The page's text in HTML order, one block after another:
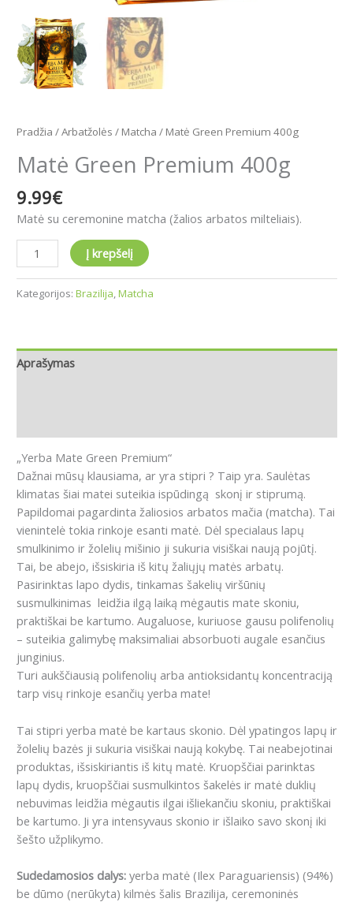
Pradžia /Arbatžolės / Matcha / Matė Green Premium 400g
Matė Green Premium 400g
9.99€
Matė su ceremonine matcha (žalios arbatos milteliais).
Į krepšelį
Kategorijos: Brazilija,Matcha
Aprašymas
„Yerba Mate Green Premium“
Dažnai mūsų klausiama, ar yra stipri ? Taip yra. Saulėtas
klimatas šiai matei suteikia ispūdingą skonį ir stiprumą.
Papildomai pagardinta žaliosios arbatos mačia (matcha). Tai
vienintelė tokia rinkoje esanti matė. Dėl specialaus lapų
smulkinimo ir žolelių mišinio ji sukuria visiškai naują pojūtį.
Tai, be abejo, išsiskiria iš kitų žaliųjų matės arbatų.
Pasirinktas lapo dydis, tinkamas šakelių viršūnių
susmulkinimas leidžia ilgą laiką mėgautis mate skoniu,
praktiškai be kartumo. Augaluose, kuriuose gausu polifenolių
– suteikia galimybę maksimaliai absorbuoti augale esančius
junginius.
Turi aukščiausią polifenolių arba antioksidantų koncentraciją
tarp visų rinkoje esančių yerba mate!
Tai stipri yerba matė be kartaus skonio. Dėl ypatingos lapų ir
žolelių bazės ji sukuria visiškai naują kokybę. Tai neabejotinai
produktas, išsiskiriantis iš kitų matė. Kruopščiai parinktas
lapų dydis, kruopščiai susmulkintos šakelės ir matė duklių
nebuvimas leidžia mėgautis ilgai išliekančiu skoniu, praktiškai
be kartumo. Ji yra intensyvaus skonio ir išlaiko savo skonį iki
šešto užplikymo.
Sudedamosios dalys: yerba matė (Ilex Paraguariensis) (94%)
be dūmo (nerūkyta) kilmės šalis Brazilija, ceremoninės